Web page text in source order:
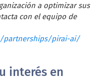
a optimizar sus
con el equipo de
partnerships/pirai-ai/